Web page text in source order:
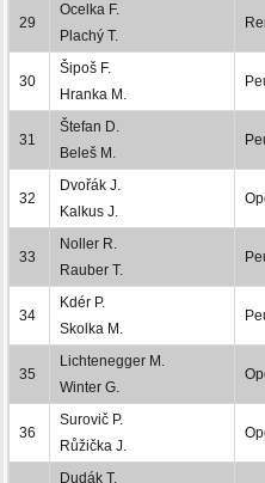
29
Ocelka F.
Plachý T.
30
Šipoš F.
Hranka M.
31
Štefan D.
Beleš M.
32
Dvořák J.
Kalkus J.
33
Noller R.
Rauber T.
34
Kdér P.
Skolka M.
35
Lichtenegger M.
Winter G.
36
Surovič P.
Růžička J.
Dudák T.